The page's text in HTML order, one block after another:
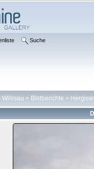
Suche
Willisau > Bildberichte >